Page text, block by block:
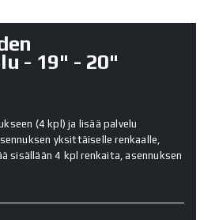
- 19" - 20"
(4 kpl) ja lisää palvelu
yksittäiselle renkaalle,
sisällään 4 kpl renkaita, asennuksen